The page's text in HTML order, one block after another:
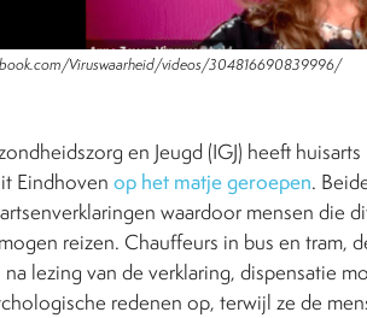
Viruswaarheid/videos/304816690839996/
en Jeugd (IGJ) heeft huisarts
Eindhoven op het matje geroepen.
waardoor mensen die
reizen. Chauffeurs in bus en tram,
lezing van de verklaring, dispensatie
redenen op, terwijl ze de